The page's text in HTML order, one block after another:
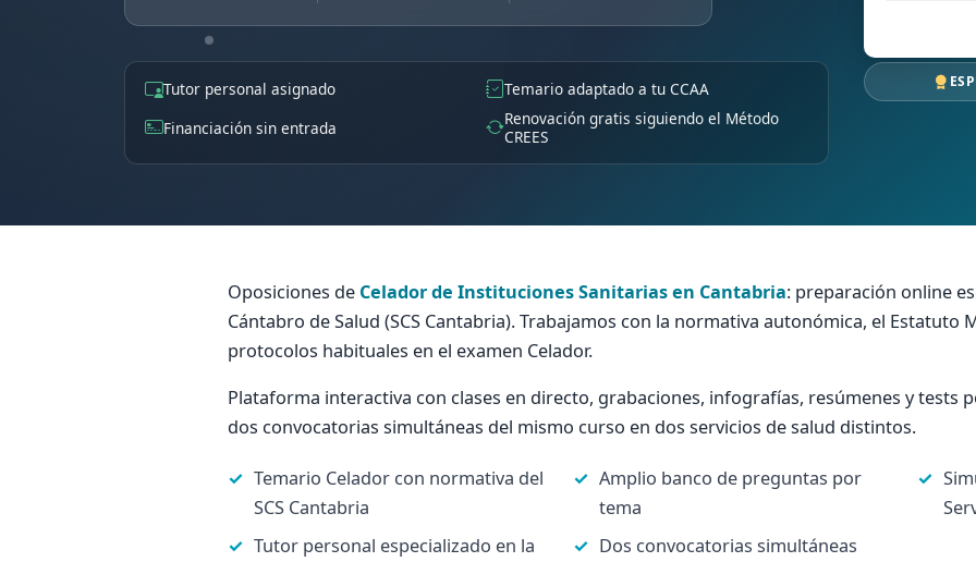
Tutor personal asignado
Temario adaptado a tu CCAA
Financiación sin entrada
Renovación gratis siguiendo el Método
CREES
Oposiciones de Celador de Instituciones Sanitarias en Cantabria: preparación online
Cántabro de Salud (SCS Cantabria). Trabajamos con la normativa autonómica, el Estatuto
protocolos habituales en el examen Celador.
Plataforma interactiva con clases en directo, grabaciones, infografías, resúmenes y tests
dos convocatorias simultáneas del mismo curso en dos servicios de salud distintos.
Temario Celador con normativa del
SCS Cantabria
Amplio banco de preguntas por
tema
Tutor personal especializado en la
Dos convocatorias simultáneas